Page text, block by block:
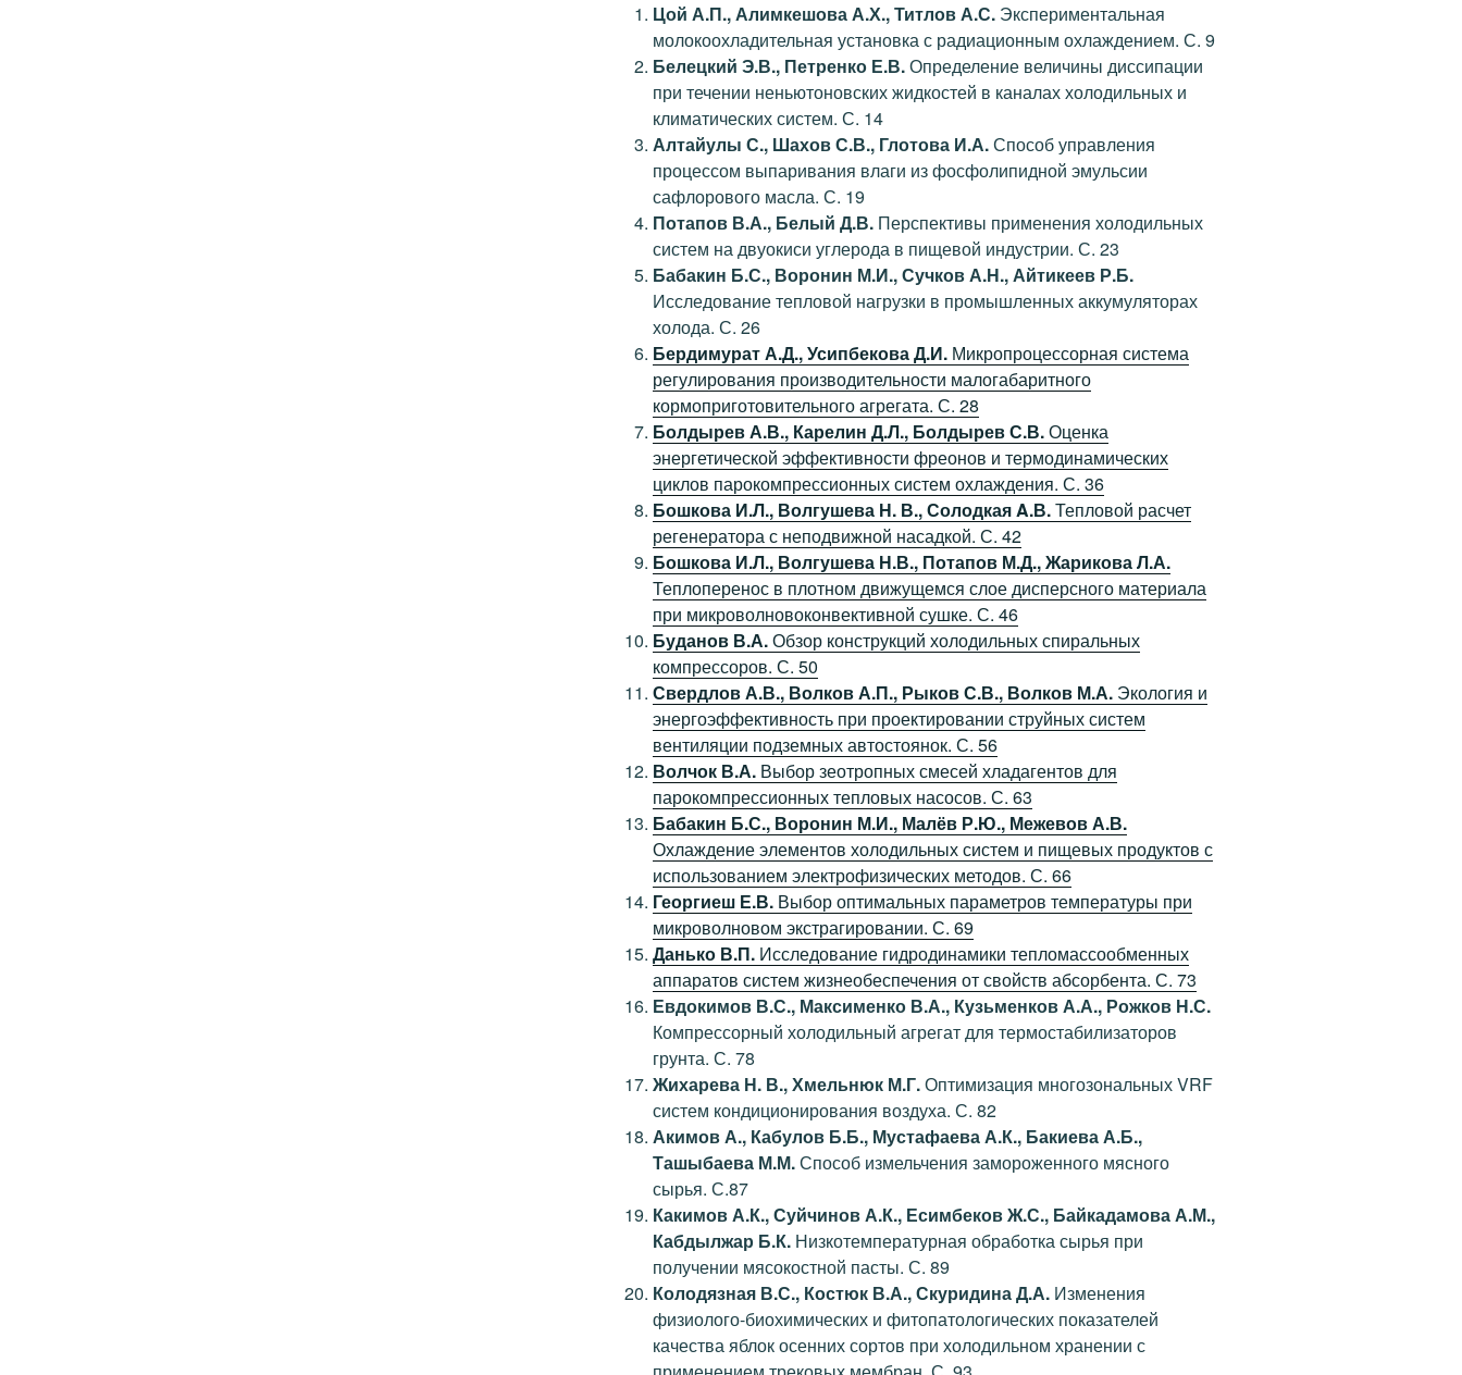
Цой А.П., Алимкешова А.Х., Титлов А.С.Экспериментальная
молокоохладительная установка с радиационным охлаждением. С. 9
Белецкий Э.В., Петренко Е.В.Определение величины диссипации
при течении неньютоновских жидкостей в каналах холодильных и
климатических систем. С. 14
Алтайулы С., Шахов С.В., Глотова И.А.Способ управления
процессом выпаривания влаги из фосфолипидной эмульсии
сафлорового масла. С. 19
Потапов В.А., Белый Д.В.Перспективы применения холодильных
систем на двуокиси углерода в пищевой индустрии. С. 23
Бабакин Б.С., Воронин М.И., Сучков А.Н., Айтикеев Р.Б.
Исследование тепловой нагрузки в промышленных аккумуляторах
холода. С. 26
Бердимурат А.Д., Усипбекова Д.И.Микропроцессорная система
регулирования производительности малогабаритного
кормоприготовительного агрегата. С. 28
Болдырев А.В., Карелин Д.Л., Болдырев С.В.Оценка
энергетической эффективности фреонов и термодинамических
циклов парокомпрессионных систем охлаждения. С. 36
Бошкова И.Л., Волгушева Н. В., Солодкая A.В.Тепловой расчет
регенератора с неподвижной насадкой. С. 42
Бошкова И.Л., Волгушева Н.В., Потапов М.Д., Жарикова Л.А.
Теплоперенос в плотном движущемся слое дисперсного материала
при микроволновоконвективной сушке. С. 46
Буданов В.А.Обзор конструкций холодильных спиральных
компрессоров. С. 50
Свердлов А.В., Волков А.П., Рыков С.В., Волков М.А. Экология и
энергоэффективность при проектировании струйных систем
вентиляции подземных автостоянок. С. 56
Волчок В.А.Выбор зеотропных смесей хладагентов для
парокомпрессионных тепловых насосов. С. 63
Бабакин Б.С., Воронин М.И., Малёв Р.Ю., Межевов А.В.
Охлаждение элементов холодильных систем и пищевых продуктов с
использованием электрофизических методов. С. 66
Георгиеш Е.В.Выбор оптимальных параметров температуры при
микроволновом экстрагировании. С. 69
Данько В.П.Исследование гидродинамики тепломассообменных
аппаратов систем жизнеобеспечения от свойств абсорбента. С. 73
Евдокимов В.С., Максименко В.А., Кузьменков А.А., Рожков Н.С.
Компрессорный холодильный агрегат для термостабилизаторов
грунта. С. 78
Жихарева Н. В., Хмельнюк М.Г.Оптимизация многозональных VRF
систем кондиционирования воздуха. С. 82
Акимов А., Кабулов Б.Б., Мустафаева А.К., Бакиева А.Б.,
Ташыбаева М.М.Способ измельчения замороженного мясного
сырья. С.87
Какимов А.К., Суйчинов А.К., Есимбеков Ж.С., Байкадамова А.М.,
Кабдылжар Б.К.Низкотемпературная обработка сырья при
получении мясокостной пасты. С. 89
Колодязная В.С., Костюк В.А., Скуридина Д.А.Изменения
физиолого-биохимических и фитопатологических показателей
качества яблок осенних сортов при холодильном хранении с